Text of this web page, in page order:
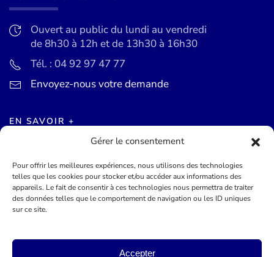
Gérer le consentement
Pour offrir les meilleures expériences, nous utilisons des technologies
telles que les cookies pour stocker et/ou accéder aux informations des
appareils. Le fait de consentir à ces technologies nous permettra de traiter
des données telles que le comportement de navigation ou les ID uniques
sur ce site.
Accepter
Ouvert au public du lundi au vendredi
de 8h30 à 12h et de 13h30 à 16h30
Tél. : 04 92 97 47 77
Envoyez-nous votre demande
EN SAVOIR +
Agenda des événements
Mentions légales
Conditions générales